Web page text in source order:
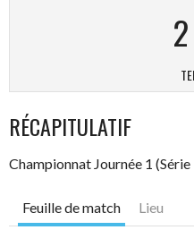
2
RÉCAPITULATIF
Championnat Journée 1 (Série
Feuille de match Lieu